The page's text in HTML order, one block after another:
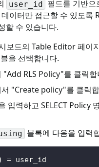
user_id 필드를 기반으
이터만 접근할 수 있도록
할 수 있습니다.
보드의 Table Editor 페이
을 선택합니다.
"Add RLS Policy"를 클릭합
"Create policy"를 클릭
입력하고 SELECT Policy
블록에 다음을 입력
= user_id